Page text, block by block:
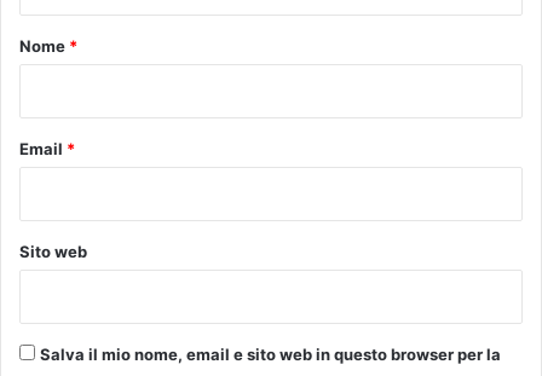
h
i
n
o
Nome *
Email *
Sito web
Salva il mio nome, email e sito web in questo browser per la